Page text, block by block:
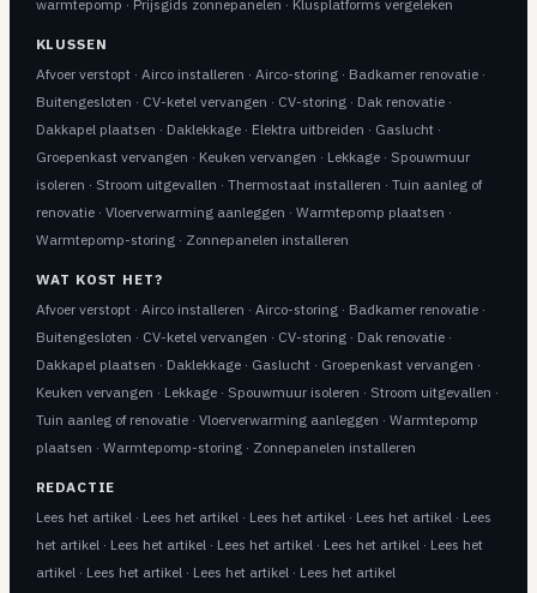
warmtepomp · Prijsgids zonnepanelen · Klusplatforms vergeleken
KLUSSEN
Afvoer verstopt· Airco installeren · Airco-storing· Badkamer renovatie·
Buitengesloten · CV-ketel vervangen · CV-storing· Dak renovatie·
Dakkapel plaatsen · Daklekkage· Elektra uitbreiden · Gaslucht·
Groepenkast vervangen · Keuken vervangen · Lekkage· Spouwmuur
isoleren · Stroom uitgevallen · Thermostaat installeren · Tuin aanleg of
renovatie· Vloerverwarming aanleggen · Warmtepomp plaatsen ·
Warmtepomp-storing· Zonnepanelen installeren
WAT KOST HET?
Afvoer verstopt· Airco installeren · Airco-storing· Badkamer renovatie·
Buitengesloten · CV-ketel vervangen · CV-storing· Dak renovatie·
Dakkapel plaatsen · Daklekkage· Gaslucht· Groepenkast vervangen ·
Keuken vervangen · Lekkage· Spouwmuur isoleren · Stroom uitgevallen ·
Tuin aanleg of renovatie· Vloerverwarming aanleggen · Warmtepomp
plaatsen · Warmtepomp-storing· Zonnepanelen installeren
REDACTIE
Lees het artikel· Lees het artikel· Lees het artikel· Lees het artikel· Lees
het artikel· Lees het artikel· Lees het artikel· Lees het artikel· Lees het
artikel· Lees het artikel· Lees het artikel· Lees het artikel